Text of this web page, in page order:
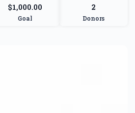
$1,000.00
Goal
2
Donors